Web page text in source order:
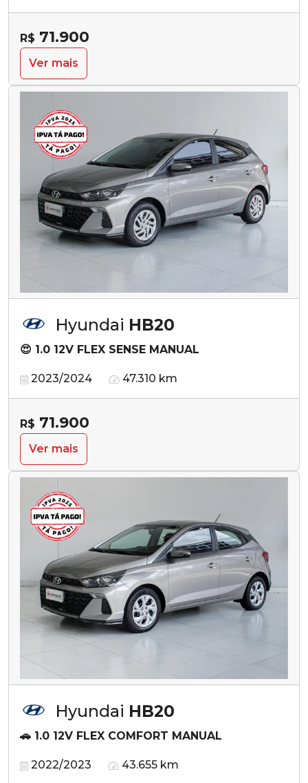
R$ 71.900
Ver mais
Hyundai HB20
😍 1.0 12V FLEX SENSE MANUAL
2023/2024 47.310 km
R$ 71.900
Ver mais
Hyundai HB20
🚗 1.0 12V FLEX COMFORT MANUAL
2022/2023 43.655 km